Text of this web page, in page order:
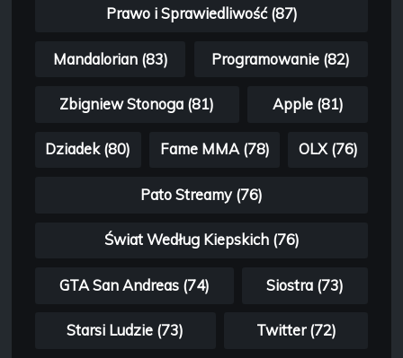
Prawo i Sprawiedliwość (87)
Mandalorian (83) Programowanie (82)
Zbigniew Stonoga (81) Apple (81)
Dziadek (80) Fame MMA (78) OLX (76)
Pato Streamy (76)
Świat Według Kiepskich (76)
GTA San Andreas (74) Siostra (73)
Starsi Ludzie (73) Twitter (72)